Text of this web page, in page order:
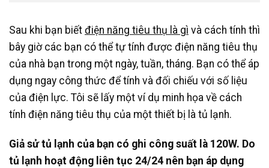
Sau khi bạn biết điện năng tiêu thụ là gì và cách tính thì
bây giờ các bạn có thể tự tính được điện năng tiêu thụ
của nhà bạn trong một ngày, tuần, tháng. Bạn có thể áp
dụng ngay công thức để tính và đối chiếu với số liệu
của điện lực. Tôi sẽ lấy một ví dụ minh họa về cách
tính điện năng tiêu thụ của một thiết bị là tủ lạnh.
Giả sử tủ lạnh của bạn có ghi công suất là 120W. Do
tủ lạnh hoạt động liên tục 24/24 nên bạn áp dụng